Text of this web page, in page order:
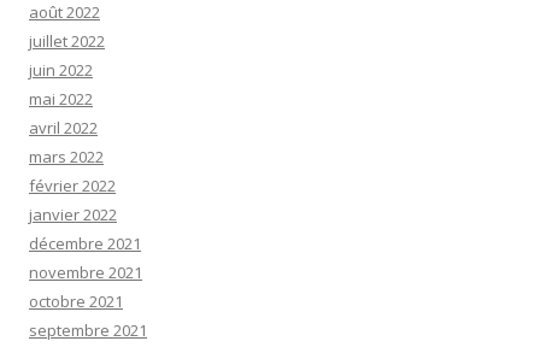
août 2022
juillet 2022
juin 2022
mai 2022
avril 2022
mars 2022
février 2022
janvier 2022
décembre 2021
novembre 2021
octobre 2021
septembre 2021